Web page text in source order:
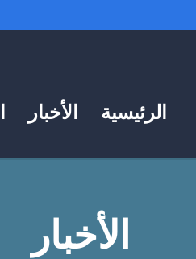
الأخبار الرئيسية
الأخبار